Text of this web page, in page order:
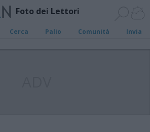
Foto dei Lettori
Cerca Palio Comunità Invia